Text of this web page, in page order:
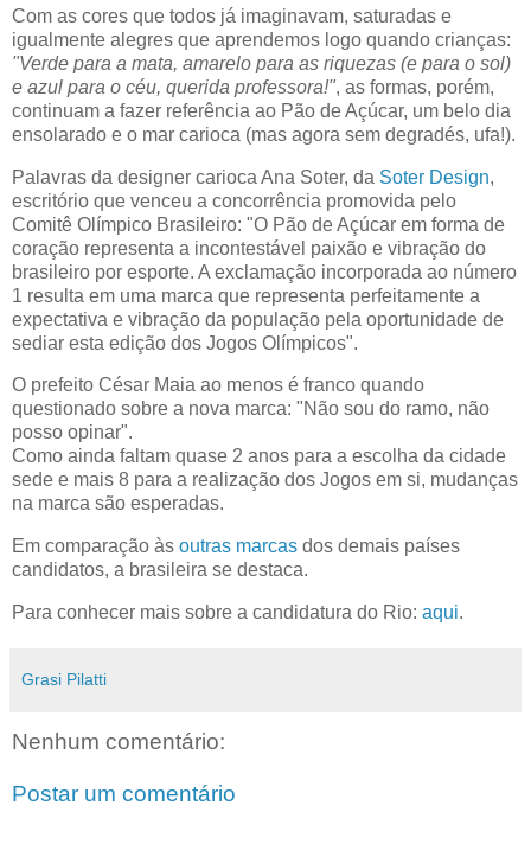
Com as cores que todos já imaginavam, saturadas e
igualmente alegres que aprendemos logo quando crianças:
"Verde para a mata, amarelo para as riquezas (e para o sol)
e azul para o céu, querida professora!", as formas, porém,
continuam a fazer referência ao Pão de Açúcar, um belo dia
ensolarado e o mar carioca (mas agora sem degradés, ufa!).
Palavras da designer carioca Ana Soter, da Soter Design,
escritório que venceu a concorrência promovida pelo
Comitê Olímpico Brasileiro: "O Pão de Açúcar em forma de
coração representa a incontestável paixão e vibração do
brasileiro por esporte. A exclamação incorporada ao número
1 resulta em uma marca que representa perfeitamente a
expectativa e vibração da população pela oportunidade de
sediar esta edição dos Jogos Olímpicos".
O prefeito César Maia ao menos é franco quando
questionado sobre a nova marca: "Não sou do ramo, não
posso opinar".
Como ainda faltam quase 2 anos para a escolha da cidade
sede e mais 8 para a realização dos Jogos em si, mudanças
na marca são esperadas.
Em comparação às outras marcas dos demais países
candidatos, a brasileira se destaca.
Para conhecer mais sobre a candidatura do Rio: aqui.
Grasi Pilatti
Nenhum comentário:
Postar um comentário